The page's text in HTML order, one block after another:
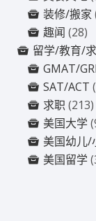
装修/搬家
趣闻 (28)
留学/教育/
GMAT/
SAT/ACT
求职 (213)
美国大学
美国幼儿/
美国留学